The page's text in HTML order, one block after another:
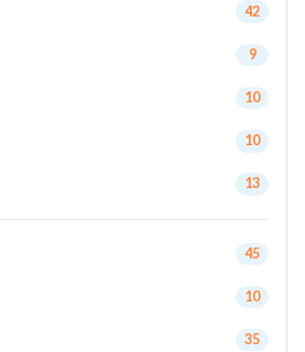
42
9
10
10
13
45
10
35